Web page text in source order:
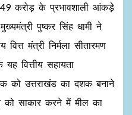
करोड़ के प्रभावशाली आंकड़े
पुष्कर सिंह धामी ने
मंत्री निर्मला सीतारमण
वित्तीय सहायता
को उत्तराखंड का दशक बनाने
को साकार करने में मील का